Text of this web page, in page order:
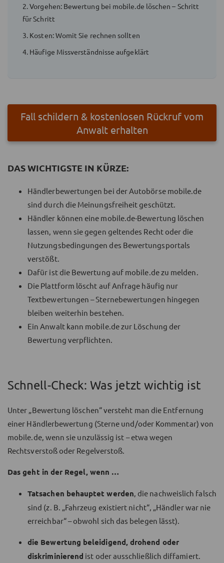
2. Vorgehen: Bewertung bei mobile.de löschen – Schritt
für Schritt
3. Kosten: Womit Sie rechnen sollten
4. Häufige Missverständnisse aufgeklärt
Fall schildern & kostenlosen Rückruf vom
Anwalt erhalten
DAS WICHTIGSTE IN KÜRZE:
Händlerbewertungen bei der Autobörse mobile.de
sind durch die Meinungsfreiheit geschützt.
Händler können eine mobile.de-Bewertung löschen
lassen, wenn sie gegen geltendes Recht oder die
Nutzungsbedingungen des Bewertungsportals
verstößt.
Dafür ist die Bewertung auf mobile.de zu melden.
Die Plattform löscht auf Anfrage häufig nur
Textbewertungen – Sternebewertungen hingegen
bleiben weiterhin bestehen.
Ein Anwalt kann mobile.de zur Löschung der
Bewertung verpflichten.
Schnell-Check: Was jetzt wichtig ist
Unter „Bewertung löschen“ versteht man die Entfernung
einer Händlerbewertung (Sterne und/oder Kommentar) von
mobile.de, wenn sie unzulässig ist – etwa wegen
Rechtsverstoß oder Regelverstoß.
Das geht in der Regel, wenn …
Tatsachen behauptet werden , die nachweislich falsch
sind (z. B. „Fahrzeug existiert nicht“, „Händler war nie
erreichbar“ – obwohl sich das belegen lässt).
die Bewertung beleidigend, drohend oder
diskriminierend ist oder ausschließlich diffamiert.